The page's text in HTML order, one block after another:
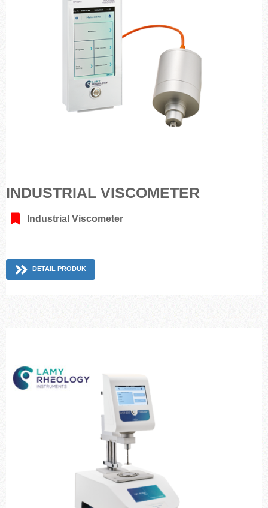
INDUSTRIAL VISCOMETER
Industrial Viscometer
DETAIL PRODUK